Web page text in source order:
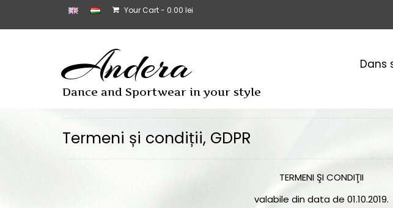
Your Cart- 0.00 lei
Andera
Dance and Sportwear in your style
Dans
Termeni și condiții, GDPR
TERMENI ŞI CONDIŢII
valabile din data de 01.10.2019.